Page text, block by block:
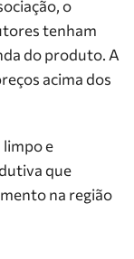
o
tenham
do produto. A
acima dos
limpo e
que
na região